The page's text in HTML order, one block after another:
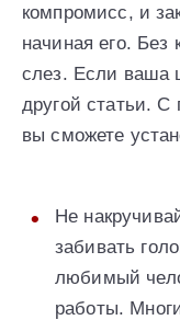
компромисс, и
начиная его. Без
слез. Если ваша
другой статьи.
вы сможете
Не
забивать
любимый
работы.